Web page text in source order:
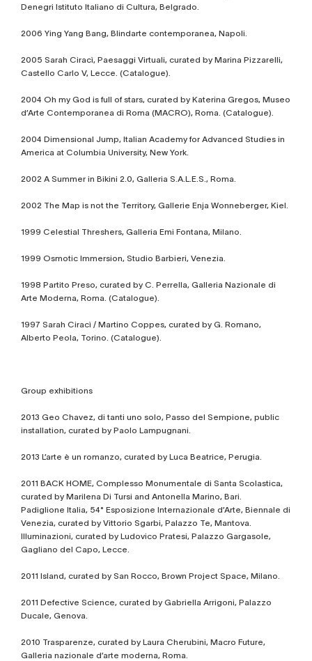
Denegri Istituto Italiano di Cultura, Belgrado.
2006 Ying Yang Bang, Blindarte contemporanea, Napoli.
2005 Sarah Ciracì, Paesaggi Virtuali, curated by Marina Pizzarelli,
Castello Carlo V, Lecce. (Catalogue).
2004 Oh my God is full of stars, curated by Katerina Gregos, Museo
d’Arte Contemporanea di Roma (MACRO), Roma. (Catalogue).
2004 Dimensional Jump, Italian Academy for Advanced Studies in
America at Columbia University, New York.
2002 A Summer in Bikini 2.0, Galleria S.A.L.E.S., Roma.
2002 The Map is not the Territory, Gallerie Enja Wonneberger, Kiel.
1999 Celestial Threshers, Galleria Emi Fontana, Milano.
1999 Osmotic Immersion, Studio Barbieri, Venezia.
1998 Partito Preso, curated by C. Perrella, Galleria Nazionale di
Arte Moderna, Roma. (Catalogue).
1997 Sarah Ciracì / Martino Coppes, curated by G. Romano,
Alberto Peola, Torino. (Catalogue).
Group exhibitions
2013 Geo Chavez, di tanti uno solo, Passo del Sempione, public
installation, curated by Paolo Lampugnani.
2013 L’arte è un romanzo, curated by Luca Beatrice, Perugia.
2011 BACK HOME, Complesso Monumentale di Santa Scolastica,
curated by Marilena Di Tursi and Antonella Marino, Bari.
Padiglione Italia, 54° Esposizione Internazionale d’Arte, Biennale di
Venezia, curated by Vittorio Sgarbi, Palazzo Te, Mantova.
Illuminazioni, curated by Ludovico Pratesi, Palazzo Gargasole,
Gagliano del Capo, Lecce.
2011 Island, curated by San Rocco, Brown Project Space, Milano.
2011 Defective Science, curated by Gabriella Arrigoni, Palazzo
Ducale, Genova.
2010 Trasparenze, curated by Laura Cherubini, Macro Future,
Galleria nazionale d’arte moderna, Roma.